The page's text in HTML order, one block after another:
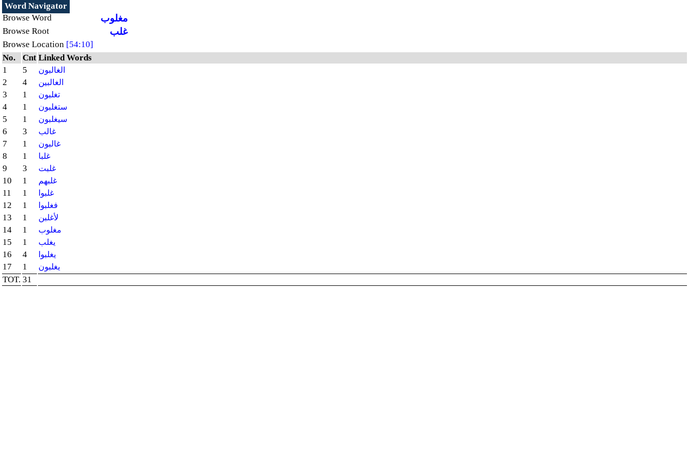
Word Navigator
Browse Word
مغلوب
Browse Root غلب
Browse Location [54:10]
No.
Cnt Linked Words
1
5 الغالبون
2 4 الغالبين
3 1 تغلبون
4 1 ستغلبون
5 1 سيغلبون
6 3 غالب
7 1 غالبون
8 1 غلبا
9 3 غلبت
10 1 غلبهم
11 1 غلبوا
12 1 فغلبوا
13 1 لأغلبن
14 1 مغلوب
15 1 يغلب
16 4 يغلبوا
17 1 يغلبون
TOT. 31